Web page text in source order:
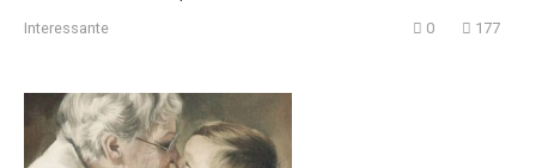
Interessante 0 177